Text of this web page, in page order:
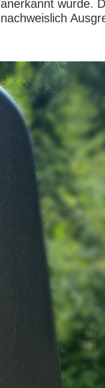
anerkannt wurde.
nachweislich